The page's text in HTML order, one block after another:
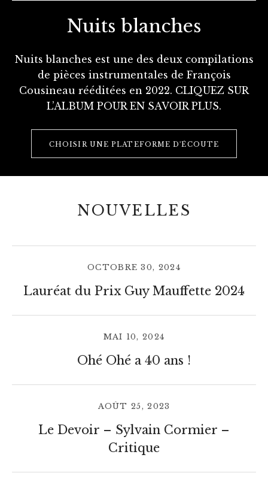
Nuits blanches
Nuits blanches est une des deux compilations
de pièces instrumentales de François
Cousineau rééditées en 2022. CLIQUEZ SUR
L’ALBUM POUR EN SAVOIR PLUS.
CHOISIR UNE PLATEFORME D'ÉCOUTE
NOUVELLES
Lauréat du Prix Guy Mauffette 2024
OCTOBRE 30, 2024
Ohé Ohé a 40 ans !
MAI 10, 2024
Le Devoir – Sylvain Cormier –
Critique
AOÛT 25, 2023